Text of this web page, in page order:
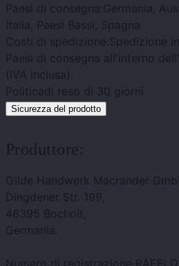
Paesi di consegna:Germania,
Italia, Paesi Bassi, Spagna
Costi di spedizione:Spedizione
Paesi di consegna all'interno
(IVA inclusa).
Politicadi reso di 30 giorni
Sicurezza del prodotto
Produttore:
Gilde Handwerk Macrander
Dingdener Str. 199,
46395 Bocholt,
Germania.
Numero di registrazione RAEE: